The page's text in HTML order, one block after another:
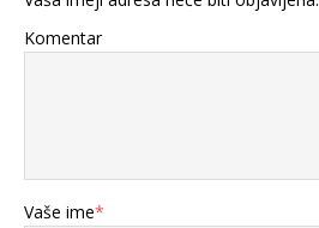
Komentar
Vaše ime*